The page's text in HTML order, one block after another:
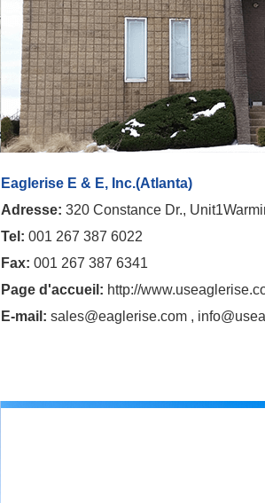
Eaglerise E & E, Inc.(Atlanta)
Adresse: 320 Constance Dr.,
Tel: 001 267 387 6022
Fax: 001 267 387 6341
Page d'accueil: http://
E-mail: sales@eaglerise.com ,